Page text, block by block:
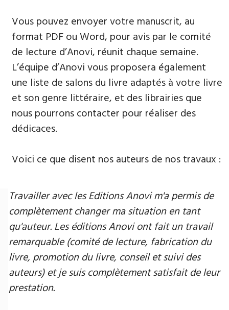
Vous pouvez envoyer votre manuscrit, au
format PDF ou Word, pour avis par le comité
de lecture d’Anovi, réunit chaque semaine.
L’équipe d’Anovi vous proposera également
une liste de salons du livre adaptés à votre livre
et son genre littéraire, et des librairies que
nous pourrons contacter pour réaliser des
dédicaces.
Voici ce que disent nos auteurs de nos travaux :
Travailler avec les Editions Anovi m'a permis de
complètement changer ma situation en tant
qu'auteur. Les éditions Anovi ont fait un travail
remarquable (comité de lecture, fabrication du
livre, promotion du livre, conseil et suivi des
auteurs) et je suis complètement satisfait de leur
prestation.